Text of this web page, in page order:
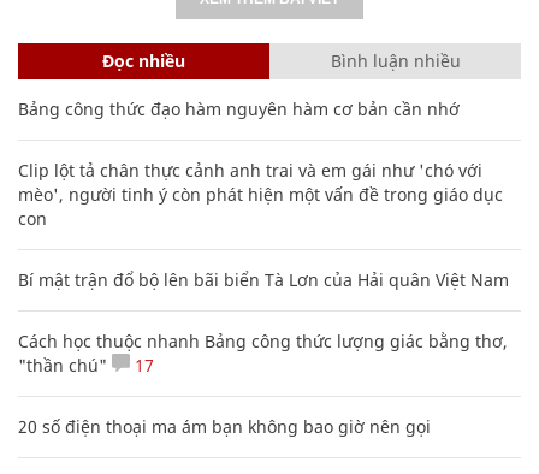
Đọc nhiều Bình luận nhiều
Bảng công thức đạo hàm nguyên hàm cơ bản cần nhớ
Clip lột tả chân thực cảnh anh trai và em gái như 'chó với
mèo', người tinh ý còn phát hiện một vấn đề trong giáo dục
con
Bí mật trận đổ bộ lên bãi biển Tà Lơn của Hải quân Việt Nam
Cách học thuộc nhanh Bảng công thức lượng giác bằng thơ,
"thần chú"
17
20 số điện thoại ma ám bạn không bao giờ nên gọi